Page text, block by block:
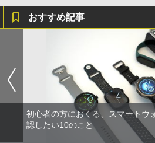
おすすめ記事
初心者の方におくる、スマートウ
認したい10のこと